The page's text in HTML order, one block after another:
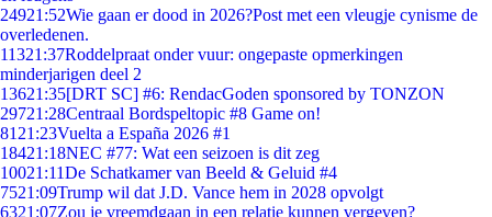
24921:52Wie gaan er dood in 2026?Post met een vleugje cynisme de
overledenen.
11321:37Roddelpraat onder vuur: ongepaste opmerkingen
minderjarigen deel 2
13621:35[DRT SC] #6: RendacGoden sponsored by TONZON
29721:28Centraal Bordspeltopic #8 Game on!
81 21:23Vuelta a España 2026 #1
18421:18NEC #77: Wat een seizoen is dit zeg
10021:11De Schatkamer van Beeld & Geluid #4
7521:09Trump wil dat J.D. Vance hem in 2028 opvolgt
6321:07Zou je vreemdgaan in een relatie kunnen vergeven?